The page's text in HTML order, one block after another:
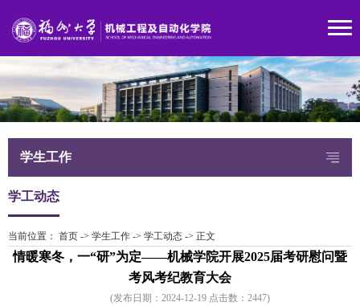
学生工作
学工动态
当前位置： 首页 -> 学生工作 -> 学工动态 -> 正文
情暖寒冬，一“研”为定——机械学院开展2025届考研慰问暨
考风考纪教育大会
(发布日期：2024-12-19 点击数： 2447)